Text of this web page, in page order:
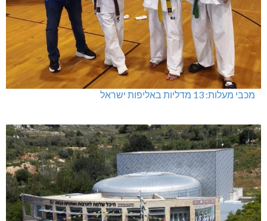
מכבי מעלות: 13 מדליות באליפות ישראל